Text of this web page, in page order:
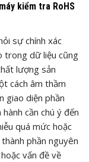
kiểm tra RoHS
sự chính xác
trong dữ liệu cũng
lượng sản
cách âm thầm
giao diện phần
cần chú ý đến
quá mức hoặc
phần nguyên
vấn đề về